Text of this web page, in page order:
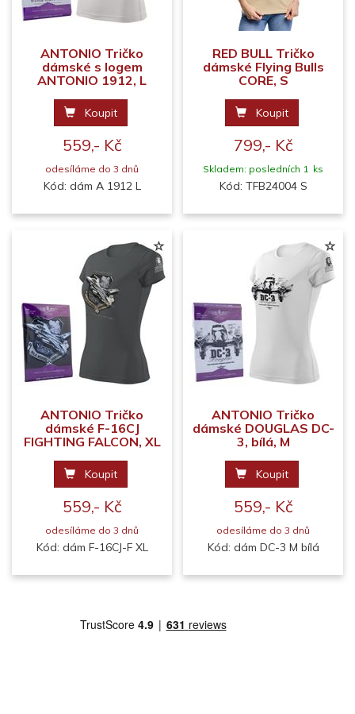
ANTONIO Tričko
dámské s logem
ANTONIO 1912, L
Koupit
559,- Kč
odesíláme do 3 dnů
Kód: dám A 1912 L
RED BULL Tričko
dámské Flying Bulls
CORE, S
Koupit
799,- Kč
Skladem: posledních 1 ks
Kód: TFB24004 S
ANTONIO Tričko
dámské F-16CJ
FIGHTING FALCON, XL
Koupit
559,- Kč
odesíláme do 3 dnů
Kód: dám F-16CJ-F XL
ANTONIO Tričko
dámské DOUGLAS DC-
3, bílá, M
Koupit
559,- Kč
odesíláme do 3 dnů
Kód: dám DC-3 M bílá